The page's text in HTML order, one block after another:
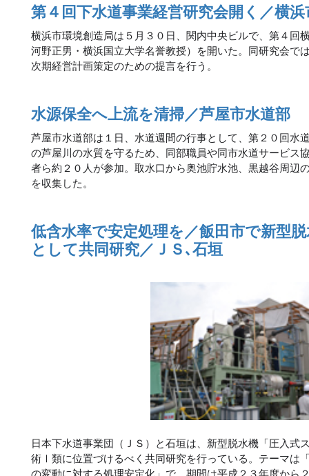
第４回下水道事業経営研究会開く／横
横浜市環境創造局は５月３０日、関内中央ビルで、第４回
河野正男・横浜国立大学名誉教授）を開いた。同研究会で
次期経営計画策定のための提言を行う。
水源保全へ上流を清掃／芦屋市水道部
芦屋市水道部は１日、水道週間の行事として、第２０回水
の芦屋川の水質を守るため、同部職員や同市水道サービス
者ら約２０人が参加。取水口から奥池貯水池、黒越谷周辺
を収集した。
低含水率で安定処理を／飯田市で新型
として共同研究／ＪＳ､石垣
日本下水道事業団（ＪＳ）と石垣は、新型脱水機「圧入式
術Ⅰ類に位置づけるべく共同研究を行っている。テーマは
の変動に対する処理安定化」で、期間は平成２３年度から